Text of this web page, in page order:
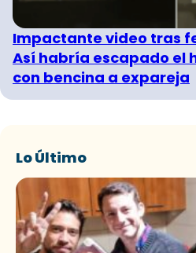
Impactante video tras
Así habría escapado el
con bencina a expareja
Lo Último